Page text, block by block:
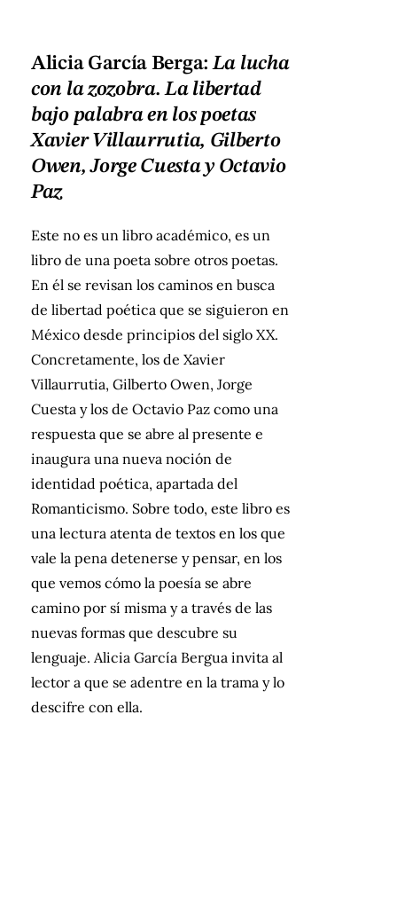
Alicia García Berga:La lucha
con la zozobra. La libertad
bajo palabra en los poetas
Xavier Villaurrutia, Gilberto
Owen, Jorge Cuesta y Octavio
Paz
Este no es un libro académico, es un
libro de una poeta sobre otros poetas.
En él se revisan los caminos en busca
de libertad poética que se siguieron en
México desde principios del siglo XX.
Concretamente, los de Xavier
Villaurrutia, Gilberto Owen, Jorge
Cuesta y los de Octavio Paz como una
respuesta que se abre al presente e
inaugura una nueva noción de
identidad poética, apartada del
Romanticismo. Sobre todo, este libro es
una lectura atenta de textos en los que
vale la pena detenerse y pensar, en los
que vemos cómo la poesía se abre
camino por sí misma y a través de las
nuevas formas que descubre su
lenguaje. Alicia García Bergua invita al
lector a que se adentre en la trama y lo
descifre con ella.